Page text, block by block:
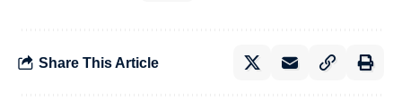
Share This Article